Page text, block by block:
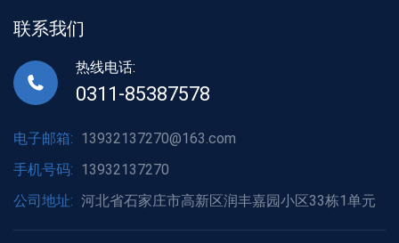
联系我们
热线电话:
0311-85387578
电子邮箱: 13932137270@163.com
手机号码: 13932137270
公司地址: 河北省石家庄市高新区润丰嘉园小区33栋1单元